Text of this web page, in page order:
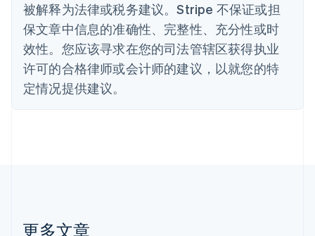
被解释为法律或税务建议。Stripe 不保证或担
保文章中信息的准确性、完整性、充分性或时
效性。您应该寻求在您的司法管辖区获得执业
许可的合格律师或会计师的建议，以就您的特
定情况提供建议。
更多文章
DeutschEnglish
法国
芬兰
English Svenska
荷兰
立陶宛